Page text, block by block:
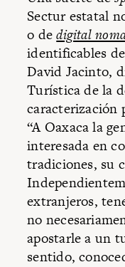
Sectur estatal
o dedigital
identificables
David Jacinto,
Turística de la
caracterización
“A Oaxaca la
interesada en
tradiciones, su
extranjeros,
no
apostarle a un
sentido,